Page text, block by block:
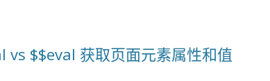
vs $$eval 获取页面元素属性和值